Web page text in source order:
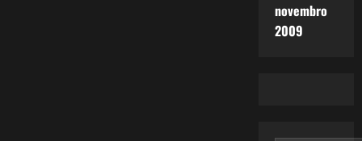
novembro
2009